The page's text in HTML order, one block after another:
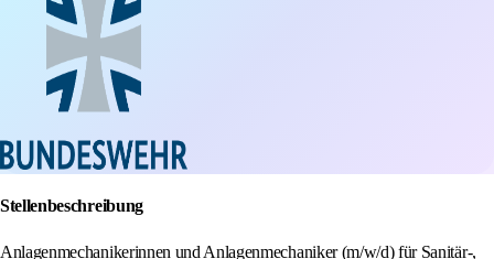
Stellenbeschreibung
Anlagenmechanikerinnen und Anlagenmechaniker (m/w/d) für Sanitär-,